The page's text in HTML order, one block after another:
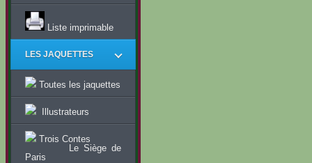
Liste imprimable
LES JAQUETTES
Toutes les jaquettes
Illustrateurs
Trois Contes
Le Siège de
Paris